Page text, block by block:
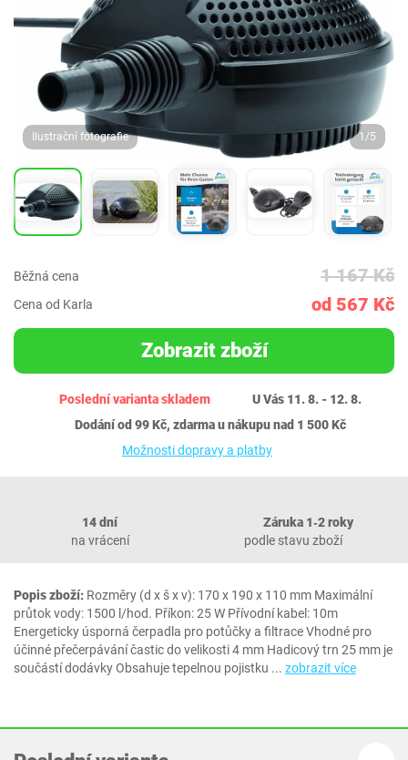
Ilustrační fotografie 1/5
Běžná cena 1 167 Kč
Cena od Karla od 567 Kč
Zobrazit zboží
Poslední varianta skladem
U Vás 11. 8. - 12. 8.
Dodání od 99 Kč, zdarma u nákupu nad 1 500 Kč
Možnosti dopravy a platby
14 dní
na vrácení
Záruka 1‐2 roky
podle stavu zboží
Popis zboží: Rozměry (d x š x v): 170 x 190 x 110 mm Maximální
průtok vody: 1500 l/hod. Příkon: 25 W Přívodní kabel: 10m
Energeticky úsporná čerpadla pro potůčky a filtrace Vhodné pro
účinné přečerpávání častic do velikosti 4 mm Hadicový trn 25 mm je
součástí dodávky Obsahuje tepelnou pojistku ... zobrazit více